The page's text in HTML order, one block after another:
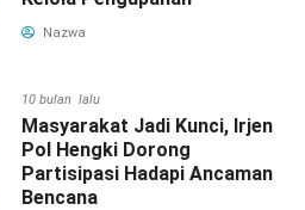
Nazwa
10 bulan lalu
Masyarakat Jadi Kunci, Irjen
Pol Hengki Dorong
Partisipasi Hadapi Ancaman
Bencana